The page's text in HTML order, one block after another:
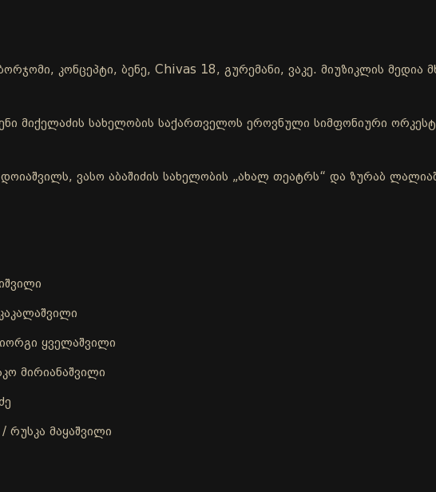
კონცეპტი, ბენე, Chivas 18, გურემანი, ვაკე. მიუზიკლის
მიქელაძის სახელობის საქართველოს ეროვნული სიმფონიური
ვასო აბაშიძის სახელობის „ახალ თეატრს“ და ზურაბ
ყველაშვილი
მირიანაშვილი
რუსკა მაყაშვილი